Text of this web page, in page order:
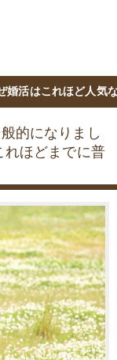
婚活はこれほど人気
的になりまし
れほどまでに普